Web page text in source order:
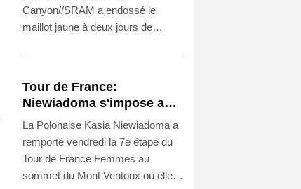
Canyon//SRAM a endossé le
maillot jaune à deux jours de
vendredi lors de la 7e étape du
Mont Ventoux, au terme d'un solo
de près de dix kilomètres.
Tour de France:
Niewiadoma s'impose au
sommet du Ventoux et
endosse le maillot jaune
La Polonaise Kasia Niewiadoma a
remporté vendredi la 7e étape du
Tour de France Femmes au
sommet du Mont Ventoux où elle a